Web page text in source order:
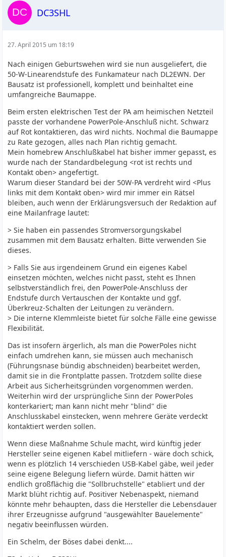
DC3SHL
27. April 2015 um 18:19
Nach einigen Geburtswehen wird sie nun ausgeliefert, die
50-W-Linearendstufe des Funkamateur nach DL2EWN. Der
Bausatz ist professionell, komplett und beinhaltet eine
umfangreiche Baumappe.
Beim ersten elektrischen Test der PA am heimischen Netzteil
passte der vorhandene PowerPole-Anschluß nicht. Schwarz
auf Rot kontaktieren, das wird nichts. Nochmal die Baumappe
zu Rate gezogen, alles nach Plan richtig gemacht.
Mein homebrew Anschlußkabel hat bisher immer gepasst, es
wurde nach der Standardbelegung <rot ist rechts und
Kontakt oben> angefertigt.
Warum dieser Standard bei der 50W-PA verdreht wird <Plus
links mit dem Kontakt oben> wird mir immer ein Rätsel
bleiben, auch wenn der Erklärungsversuch der Redaktion auf
eine Mailanfrage lautet:
> Sie haben ein passendes Stromversorgungskabel
zusammen mit dem Bausatz erhalten. Bitte verwenden Sie
dieses.
> Falls Sie aus irgendeinem Grund ein eigenes Kabel
einsetzen möchten, welches nicht passt, steht es Ihnen
selbstverständlich frei, den PowerPole-Anschluss der
Endstufe durch Vertauschen der Kontakte und ggf.
Überkreuz-Schalten der Leitungen zu verändern.
> Die interne Klemmleiste bietet für solche Fälle eine gewisse
Flexibilität.
Das ist insofern ärgerlich, als man die PowerPoles nicht
einfach umdrehen kann, sie müssen auch mechanisch
(Führungsnase bündig abschneiden) bearbeitet werden,
damit sie in die Frontplatte passen. Trotzdem sollte diese
Arbeit aus Sicherheitsgründen vorgenommen werden.
Weiterhin wird der ursprüngliche Sinn der PowerPoles
konterkariert; man kann nicht mehr "blind" die
Anschlusskabel einstecken, wenn mehrere Geräte verdeckt
kontaktiert werden sollen.
Wenn diese Maßnahme Schule macht, wird künftig jeder
Hersteller seine eigenen Kabel mitliefern - wäre doch schick,
wenn es plötzlich 14 verschieden USB-Kabel gäbe, weil jeder
seine eigene Belegung liefern würde. Damit hätten wir
endlich großflächig die "Sollbruchstelle" etabliert und der
Markt blüht richtig auf. Positiver Nebenaspekt, niemand
könnte mehr behaupten, dass die Hersteller die Lebensdauer
ihrer Erzeugnisse aufgrund "ausgewählter Bauelemente"
negativ beeinflussen würden.
Ein Schelm, der Böses dabei denkt....